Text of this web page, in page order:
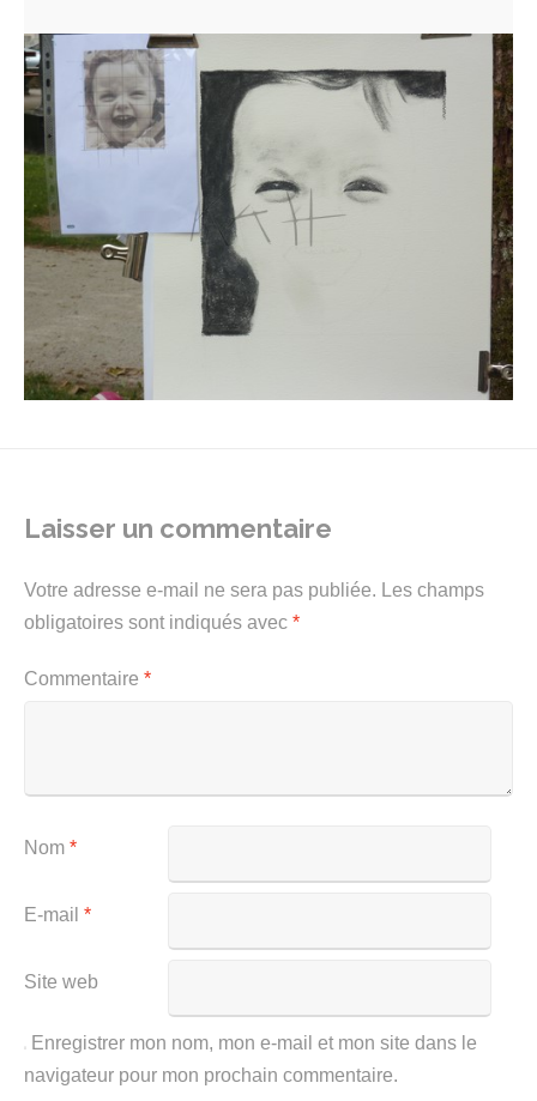
Laisser un commentaire
Votre adresse e-mail ne sera pas publiée. Les champs
obligatoires sont indiqués avec *
Commentaire *
Nom *
E-mail *
Site web
Enregistrer mon nom, mon e-mail et mon site dans le
navigateur pour mon prochain commentaire.